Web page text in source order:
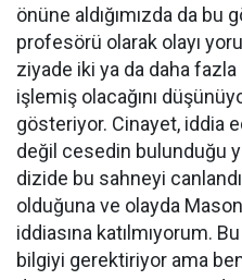
önüne aldığımızda da bu
profesörü olarak olayı
ziyade iki ya da daha
işlemiş olacağını
gösteriyor. Cinayet, iddia
değil cesedin bulunduğu
dizide bu sahneyi
olduğuna ve olayda
iddiasına katılmıyorum.
bilgiyi gerektiriyor ama